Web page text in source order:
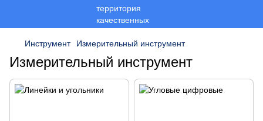
Инструмент Измерительный инструмент
Измерительный инструмент